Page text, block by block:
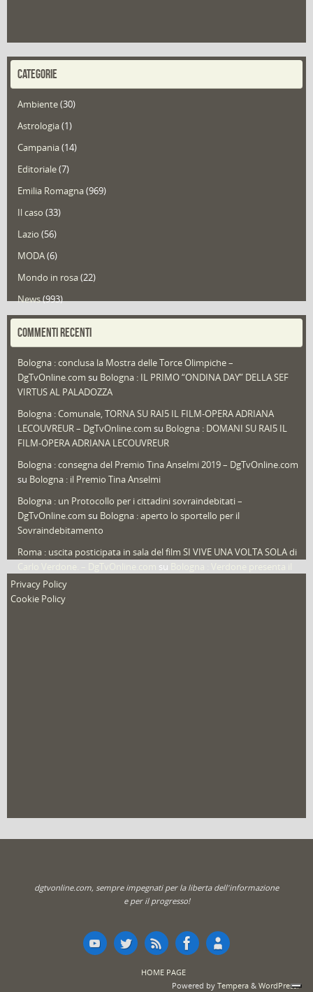
CATEGORIE
Ambiente(30)
Astrologia(1)
Campania(14)
Editoriale(7)
Emilia Romagna(969)
Il caso (33)
Lazio (56)
MODA(6)
Mondo in rosa(22)
News(993)
Portfolio(1)
Redazioni(1.050)
Speciali (22)
Sport
That's Bologna Magazine(25)
Video (archivio) (263)
COMMENTI RECENTI
Bologna : conclusa la Mostra delle Torce Olimpiche –
DgTvOnline.com su Bologna : IL PRIMO “ONDINA DAY” DELLA SEF
VIRTUS AL PALADOZZA
Bologna : Comunale, TORNA SU RAI5 IL FILM-OPERA ADRIANA
LECOUVREUR – DgTvOnline.com su Bologna : DOMANI SU RAI5 IL
FILM-OPERA ADRIANA LECOUVREUR
Bologna : consegna del Premio Tina Anselmi 2019 – DgTvOnline.com
su Bologna : il Premio Tina Anselmi
Bologna : un Protocollo per i cittadini sovraindebitati –
DgTvOnline.com su Bologna : aperto lo sportello per il
Sovraindebitamento
Roma : uscita posticipata in sala del film SI VIVE UNA VOLTA SOLA di
su
nuovo film
Privacy Policy
Cookie Policy
dgtvonline.com, sempre impegnati per la liberta dell'informazione
e per il progresso!
HOME PAGE
Powered by Tempera & WordPress.